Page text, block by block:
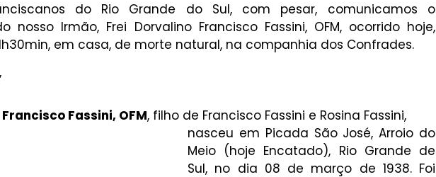
do Rio Grande do Sul, com pesar, comunicamos o
nosso Irmão, Frei Dorvalino Francisco Fassini, OFM, ocorrido hoje,
em casa, de morte natural, na companhia dos Confrades.
Fassini, OFM, filho de Francisco Fassini e Rosina Fassini,
nasceu em Picada São José, Arroio do
Meio (hoje Encatado), Rio Grande de